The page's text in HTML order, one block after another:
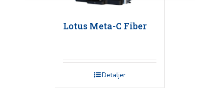
Lotus Meta-C Fiber
Detaljer